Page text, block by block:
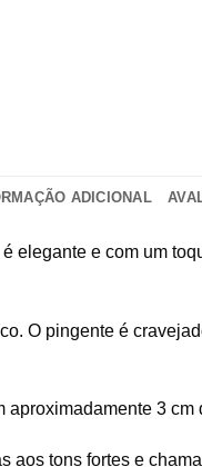
ADICIONAL
elegante e com um
O pingente é
3
tons fortes e